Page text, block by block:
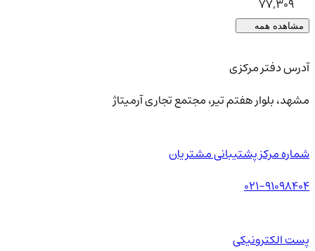
77,309
مشاهده همه
آدرس دفتر مرکزی
مشهد، بلوار هفتم تیر، مجتمع تجاری آرمیتاژ
شماره مرکز پشتیبانی مشتریان
021-91098404
پست الکترونیکی